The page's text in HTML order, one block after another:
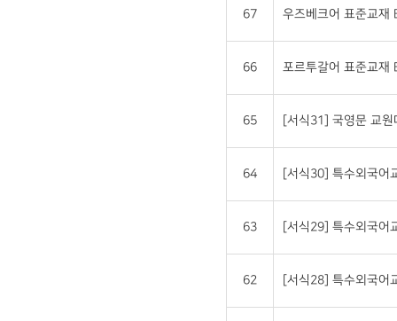
67 우즈베크어 표준교재
66 포르투갈어 표준교재
65 [서식31] 국영문 교
64 [서식30] 특수외국어
63 [서식29] 특수외국어
62 [서식28] 특수외국어